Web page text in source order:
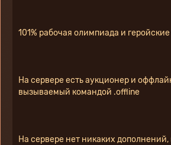
101% рабочая олимпиада и
На сервере есть аукционер и
вызываемый командой .offline
На сервере нет никаких